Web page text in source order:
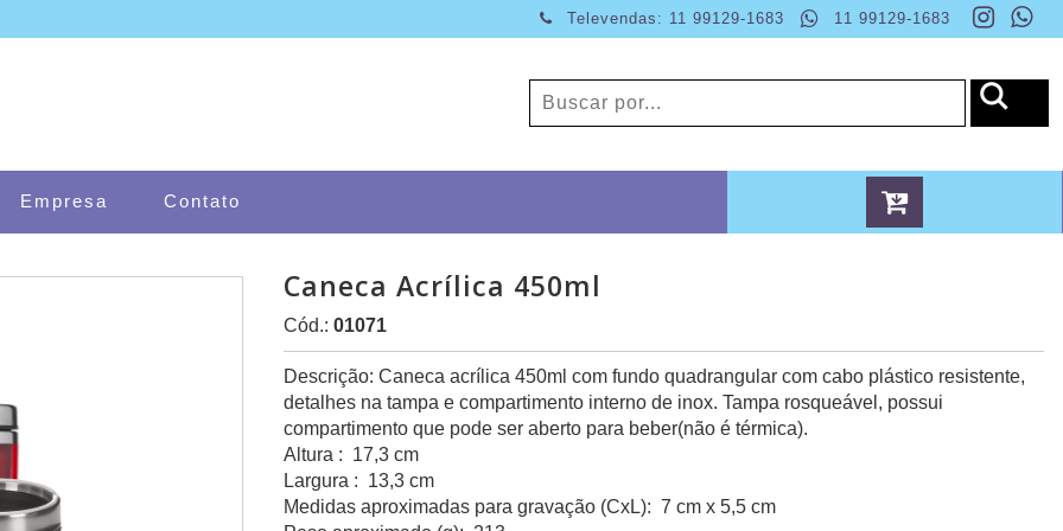
Televendas: 11 99129-1683 11 99129-1683
Empresa Contato
Caneca Acrílica 450ml
Cód.: 01071
Descrição: Caneca acrílica 450ml com fundo quadrangular com cabo plástico resistente,
detalhes na tampa e compartimento interno de inox. Tampa rosqueável, possui
compartimento que pode ser aberto para beber(não é térmica).
Altura : 17,3 cm
Largura : 13,3 cm
Medidas aproximadas para gravação (CxL): 7 cm x 5,5 cm